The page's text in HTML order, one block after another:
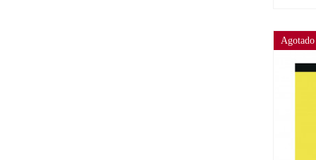
Agotado